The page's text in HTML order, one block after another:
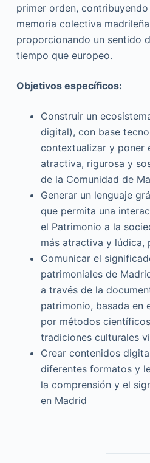
primer orden,
memoria colectiva
proporcionando un sentido
tiempo que europeo.
Objetivos específicos:
Construir un
digital), con base
contextualizar y poner
atractiva, rigurosa y
de la Comunidad de
Generar un lenguaje
que permita una
el Patrimonio a la
más atractiva y lúdica,
Comunicar el
patrimoniales de
a través de la
patrimonio, basada en
por métodos
tradiciones culturales
Crear contenidos
diferentes formatos y
la comprensión y el
en Madrid